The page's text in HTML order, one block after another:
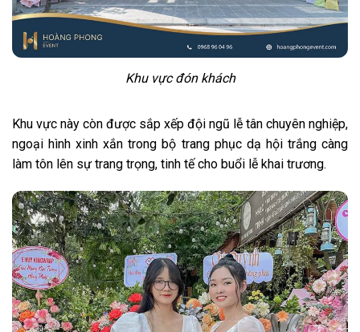
Khu vực đón khách
Khu vực này còn được sắp xếp đội ngũ lễ tân chuyên nghiệp,
ngoại hình xinh xắn trong bộ trang phục dạ hội trắng càng
làm tôn lên sự trang trọng, tinh tế cho buổi lễ khai trương.